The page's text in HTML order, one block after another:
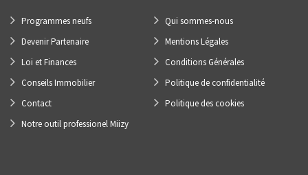
Programmes neufs
Devenir Partenaire
Loi et Finances
Conseils Immobilier
Contact
Notre outil professionel Miizy
Qui sommes-nous
Mentions Légales
Conditions Générales
Politique de confidentialité
Politique des cookies